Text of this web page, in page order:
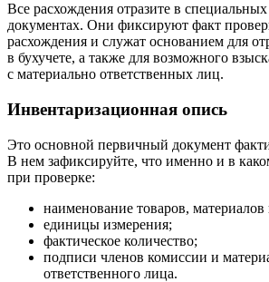
Все расхождения отразите в
документах. Они фиксируют факт
расхождения и служат основанием для
в бухучете, а также для возможного
с материально ответственных лиц.
Инвентаризационная опись
Это основной первичный документ
В нем зафиксируйте, что именно и в
при проверке:
наименование товаров,
единицы измерения;
фактическое количество;
подписи членов комиссии и
ответственного лица.